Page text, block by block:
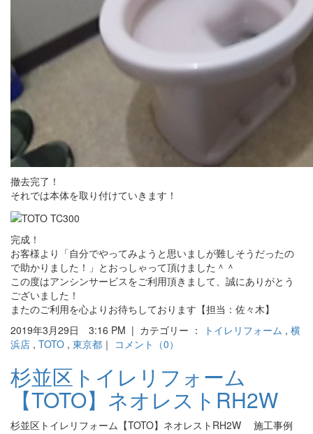
撤去完了！
それでは本体を取り付けていきます！
完成！
お客様より「自分でやってみようと思いましが難しそうだったの
で助かりました！」とおっしゃって頂けました＾＾
この度はアンシンサービスをご利用頂きまして、誠にありがとう
ございました！
またのご利用を心よりお待ちしております【担当：佐々木】
2019年3月29日 3:16 PM | カテゴリー ：
トイレリフォーム , 横
浜店 , TOTO , 東京都 ｜ コメント（0）
杉並区トイレリフォーム
【TOTO】ネオレストRH2W
杉並区トイレリフォーム【TOTO】ネオレストRH2W 施工事例